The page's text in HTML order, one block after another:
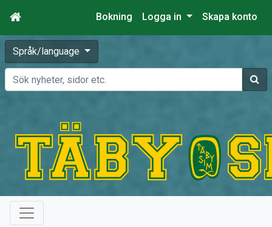
Bokning Logga in Skapa konto
Språk/language
Sök